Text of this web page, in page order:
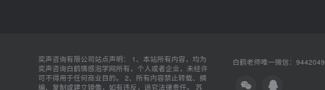
奕声咨询有限公司站点声明： 1、本站所有内容，均为
奕声咨询白鹤情感泡学网所有，个人或者企业，未经许
可不得用于任何商业目的。 2、所有内容禁止转载、摘
编、复制或建立镜像，如有违反，追究法律责任。 苏
白鹤老师唯一微信：9442049